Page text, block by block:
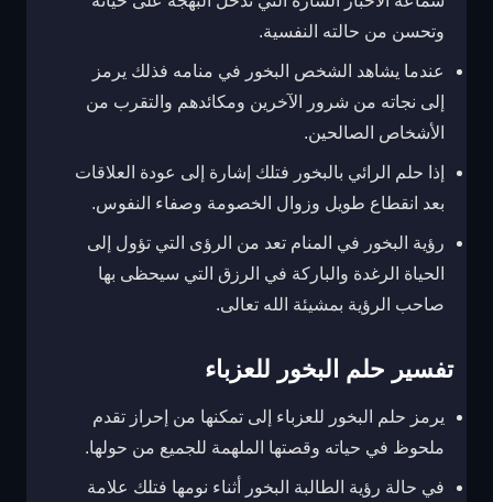
وتحسن من حالته النفسية.
عندما يشاهد الشخص البخور في منامه فذلك يرمز
إلى نجاته من شرور الآخرين ومكائدهم والتقرب من
الأشخاص الصالحين.
إذا حلم الرائي بالبخور فتلك إشارة إلى عودة العلاقات
بعد انقطاع طويل وزوال الخصومة وصفاء النفوس.
رؤية البخور في المنام تعد من الرؤى التي تؤول إلى
الحياة الرغدة والباركة في الرزق التي سيحظى بها
صاحب الرؤية بمشيئة الله تعالى.
تفسير حلم البخور للعزباء
يرمز حلم البخور للعزباء إلى تمكنها من إحراز تقدم
ملحوظ في حياته وقصتها الملهمة للجميع من حولها.
في حالة رؤية الطالبة البخور أثناء نومها فتلك علامة